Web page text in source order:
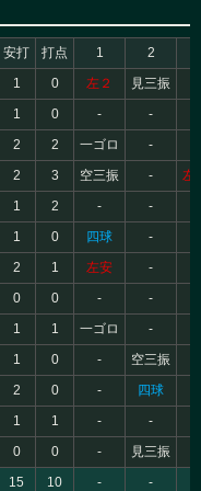
安打 打点 1
2
1 0 左２
見三振
1 0 -
-
2 2 一ゴロ -
2 3 空三振 -
左
1 2 -
-
1 0 四球 -
2 1 左安 -
0 0 -
-
1 1 一ゴロ -
1 0 - 空三振
2 0 - 四球
1 1 -
-
0 0 - 見三振
15 10 - -